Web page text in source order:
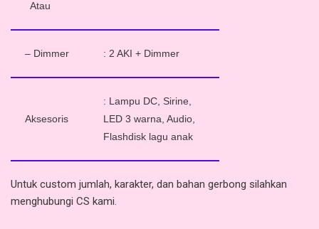
Atau
– Dimmer : 2 AKI + Dimmer
Aksesoris
: Lampu DC, Sirine,
LED 3 warna, Audio,
Flashdisk lagu anak
Untuk custom jumlah, karakter, dan bahan gerbong silahkan
menghubungi CS kami.